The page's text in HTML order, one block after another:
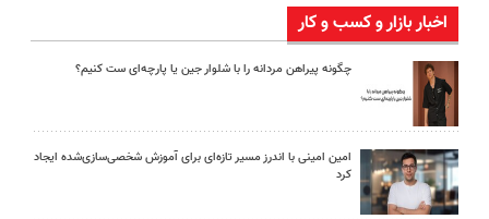
اخبار بازار و کسب و کار
چگونه پیراهن مردانه را با شلوار جین یا پارچه‌ای ست کنیم؟
امین امینی با اندرز مسیر تازه‌ای برای آموزش شخصی‌سازی‌شده ایجاد
کرد